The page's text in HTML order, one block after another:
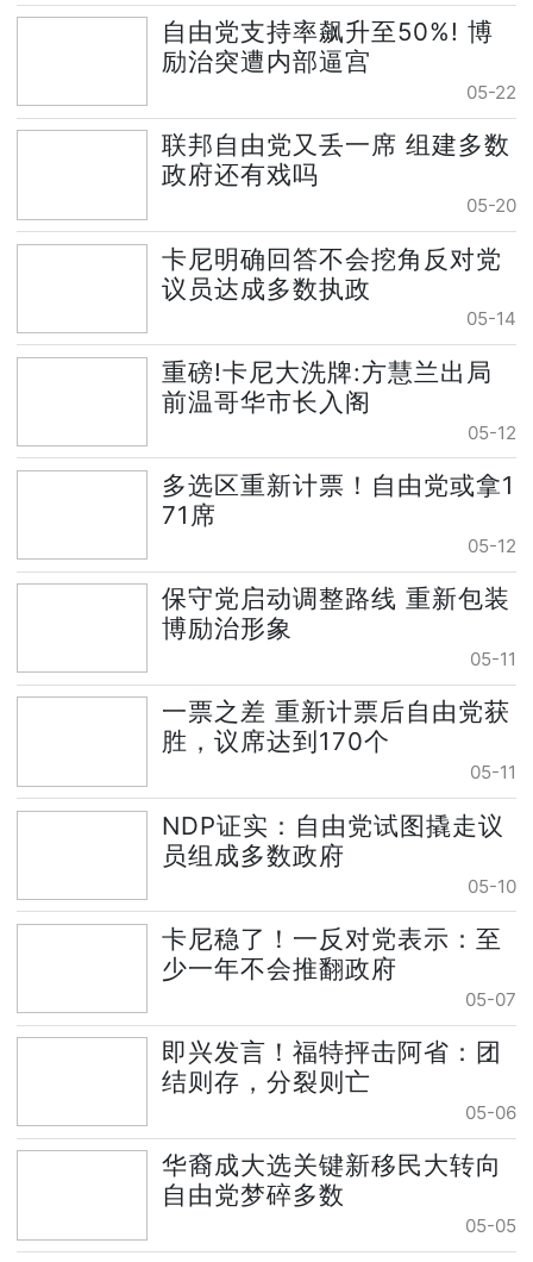
自由党支持率飙升至50%! 博
励治突遭内部逼宫
05-22
联邦自由党又丢一席 组建多数
政府还有戏吗
05-20
卡尼明确回答不会挖角反对党
议员达成多数执政
05-14
重磅!卡尼大洗牌:方慧兰出局
前温哥华市长入阁
05-12
多选区重新计票！自由党或拿1
71席
05-12
保守党启动调整路线 重新包装
博励治形象
05-11
一票之差 重新计票后自由党获
胜，议席达到170个
05-11
NDP证实：自由党试图撬走议
员组成多数政府
05-10
卡尼稳了！一反对党表示：至
少一年不会推翻政府
05-07
即兴发言！福特抨击阿省：团
结则存，分裂则亡
05-06
华裔成大选关键新移民大转向
自由党梦碎多数
05-05